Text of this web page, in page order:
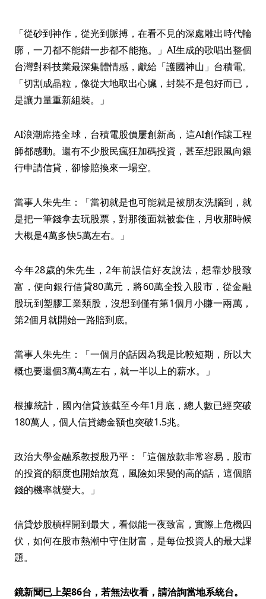
「從砂到神作，從光到脈搏，在看不見的深處雕出時代輪
廓，一刀都不能錯一步都不能拖。」AI生成的歌唱出整個
台灣對科技業最深集體情感，獻給「護國神山」台積電。
「切割成晶粒，像從大地取出心臟，封裝不是包好而已，
是讓力量重新組裝。」
AI浪潮席捲全球，台積電股價屢創新高，這AI創作讓工程
師都感動。還有不少股民瘋狂加碼投資，甚至想跟風向銀
行申請信貸，卻慘賠換來一場空。
當事人朱先生：「當初就是也可能就是被朋友洗腦到，就
是把一筆錢拿去玩股票，對那後面就被套住，月收那時候
大概是4萬多快5萬左右。」
今年28歲的朱先生，2年前誤信好友說法，想靠炒股致
富，便向銀行借貸80萬元，將60萬全投入股市，從金融
股玩到塑膠工業類股，沒想到僅有第1個月小賺一兩萬，
第2個月就開始一路賠到底。
當事人朱先生：「一個月的話因為我是比較短期，所以大
概也要還個3萬4萬左右，就一半以上的薪水。」
根據統計，國內信貸族截至今年1月底，總人數已經突破
180萬人，個人信貸總金額也突破1.5兆。
政治大學金融系教授殷乃平：「這個放款非常容易，股市
的投資的額度也開始放寬，風險如果變的高的話，這個賠
錢的機率就變大。」
信貸炒股槓桿開到最大，看似能一夜致富，實際上危機四
伏，如何在股市熱潮中守住財富，是每位投資人的最大課
題。
鏡新聞已上架86台，若無法收看，請洽詢當地系統台。